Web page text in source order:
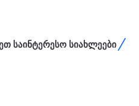
საინტერესო სიახლეები